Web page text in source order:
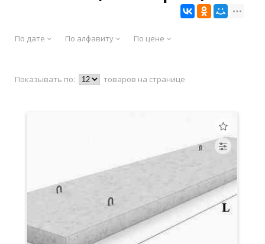
По дате По алфавиту По цене
Показывать по: товаров на странице